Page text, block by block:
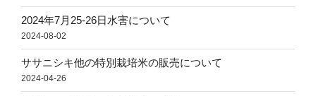
2024年7月25-26日水害について
2024-08-02
ササニシキ他の特別栽培米の販売について
2024-04-26